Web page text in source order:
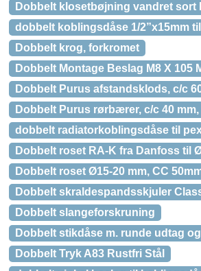
Dobbelt klosetbøjning vandret sort
dobbelt koblingsdåse 1/2”x15mm
Dobbelt krog, forkromet
Dobbelt Montage Beslag M8 X 105
Dobbelt Purus afstandsklods, c/c
Dobbelt Purus rørbærer, c/c 40
dobbelt radiatorkoblingsdåse til
Dobbelt roset RA-K fra Danfoss til
Dobbelt roset Ø15-20 mm, CC
Dobbelt skraldespandsskjuler
Dobbelt slangeforskruning
Dobbelt stikdåse m. runde udtag
Dobbelt Tryk A83 Rustfri Stål